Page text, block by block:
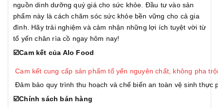
nguồn dinh dưỡng quý giá cho sức khỏe. Đầu tư vào sản
phẩm này là cách chăm sóc sức khỏe bền vững cho cả gia
đình. Hãy trải nghiệm và cảm nhận những lợi ích tuyệt vời từ
tổ yến chân rìa cồ ngay hôm nay!
☑️Cam kết của Alo Food
Cam kết cung cấp sản phẩm tổ yến nguyên chất, không pha
Đảm bảo quy trình thu hoạch và chế biến an toàn vệ sinh thực
☑️Chính sách bán hàng